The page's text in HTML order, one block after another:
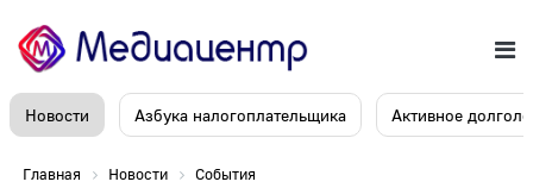
Новости Азбука налогоплательщика Активное
Главная Новости
События